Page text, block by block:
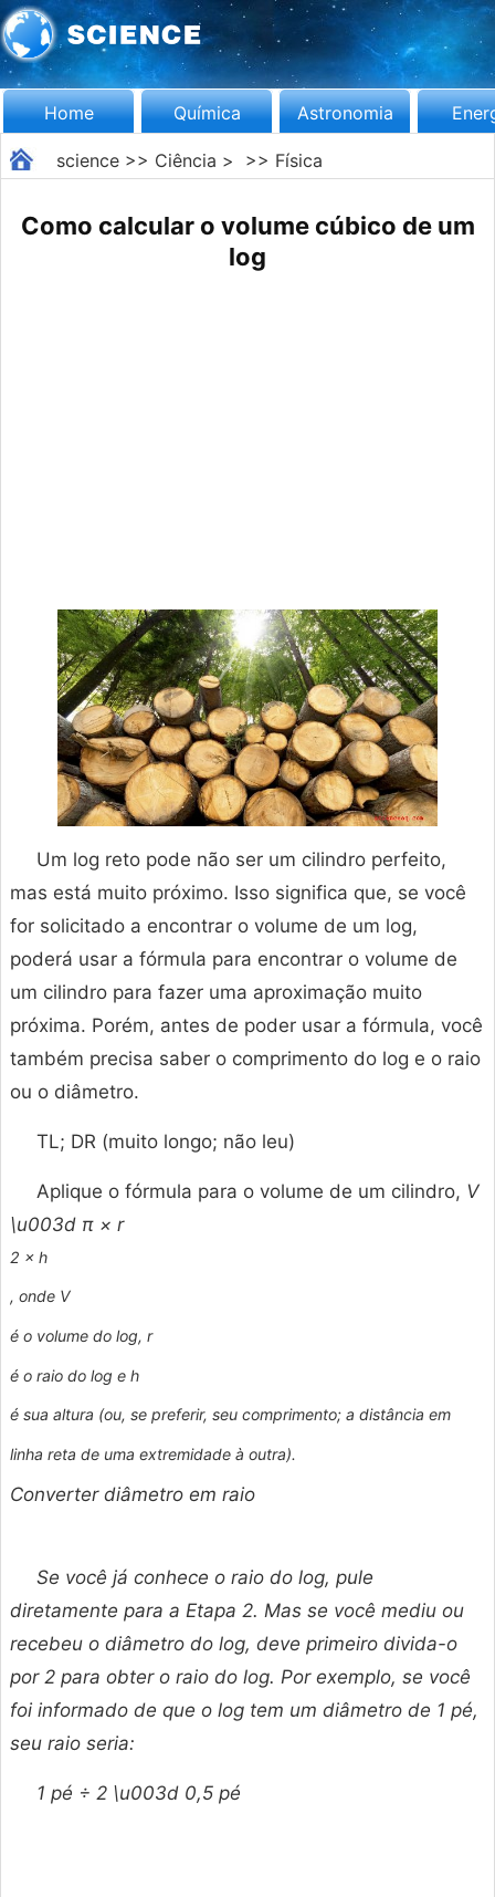
Home Química Astronomia
science>> Ciência > >> Física
Como calcular o volume cúbico de um
log
Um log reto pode não ser um cilindro perfeito,
mas está muito próximo. Isso significa que, se você
for solicitado a encontrar o volume de um log,
poderá usar a fórmula para encontrar o volume de
um cilindro para fazer uma aproximação muito
próxima. Porém, antes de poder usar a fórmula, você
também precisa saber o comprimento do log e o raio
ou o diâmetro.
TL; DR (muito longo; não leu)
Aplique o fórmula para o volume de um cilindro, V
\u003d π × r
2 × h
, onde V
é o volume do log, r
é o raio do log e h
é sua altura (ou, se preferir, seu comprimento; a distância em
linha reta de uma extremidade à outra).
Converter diâmetro em raio
Se você já conhece o raio do log, pule
diretamente para a Etapa 2. Mas se você mediu ou
recebeu o diâmetro do log, deve primeiro divida-o
por 2 para obter o raio do log. Por exemplo, se você
foi informado de que o log tem um diâmetro de 1 pé,
seu raio seria:
1 pé ÷ 2 \u003d 0,5 pé